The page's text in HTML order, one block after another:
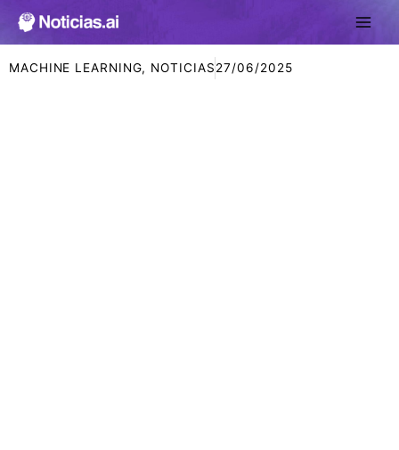
MACHINE LEARNING, NOTICIAS27/06/2025